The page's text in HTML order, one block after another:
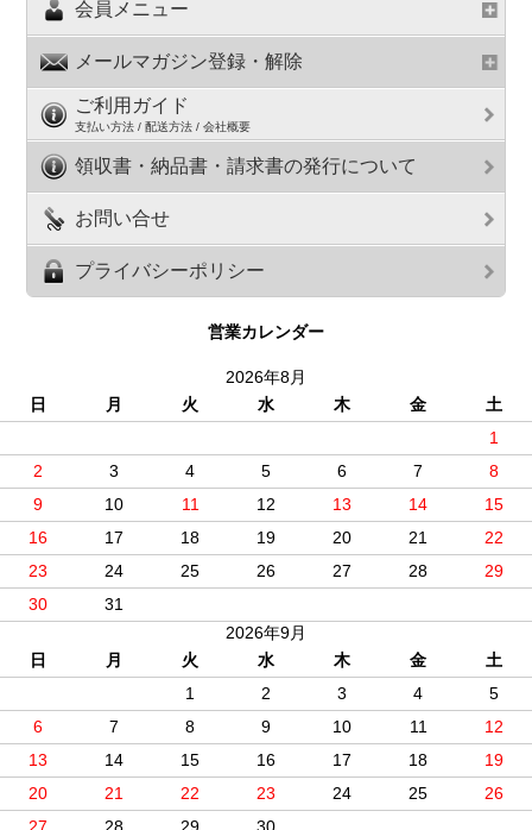
会員メニュー
メールマガジン登録・解除
ご利用ガイド
支払い方法 / 配送方法 / 会社概要
領収書・納品書・請求書の発行について
お問い合せ
プライバシーポリシー
営業カレンダー
2026年8月
日
月 火 水 木 金
土
1
2
3 4 5 6 7
8
9
10 11 12 13 14
15
16
17 18 19 20 21
22
23
24 25 26 27 28
29
30
31
2026年9月
日
月 火 水 木 金
土
1
2 3 4
5
6
7 8 9 10 11
12
13
14 15 16 17 18
19
20
21 22 23 24 25
26
27
28 29 30